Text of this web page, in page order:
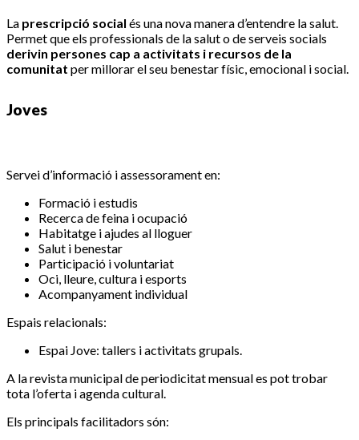
La prescripció social és una nova manera d’entendre la salut.
Permet que els professionals de la salut o de serveis socials
derivin persones cap a activitats i recursos de la
comunitat per millorar el seu benestar físic, emocional i social.
Joves
Servei d’informació i assessorament en:
Formació i estudis
Recerca de feina i ocupació
Habitatge i ajudes al lloguer
Salut i benestar
Participació i voluntariat
Oci, lleure, cultura i esports
Acompanyament individual
Espais relacionals:
Espai Jove: tallers i activitats grupals.
A la revista municipal de periodicitat mensual es pot trobar
tota l’oferta i agenda cultural.
Els principals facilitadors són: